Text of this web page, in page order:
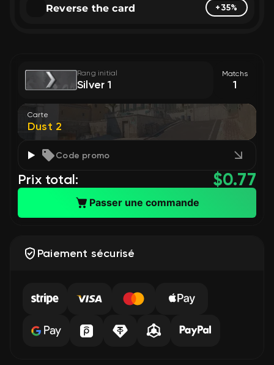
Reverse the card +35%
Rang initial
Silver 1
Matchs
1
Carte
Dust 2
Code promo
Prix total: 0.77
$
Passer une commande
Paiement sécurisé